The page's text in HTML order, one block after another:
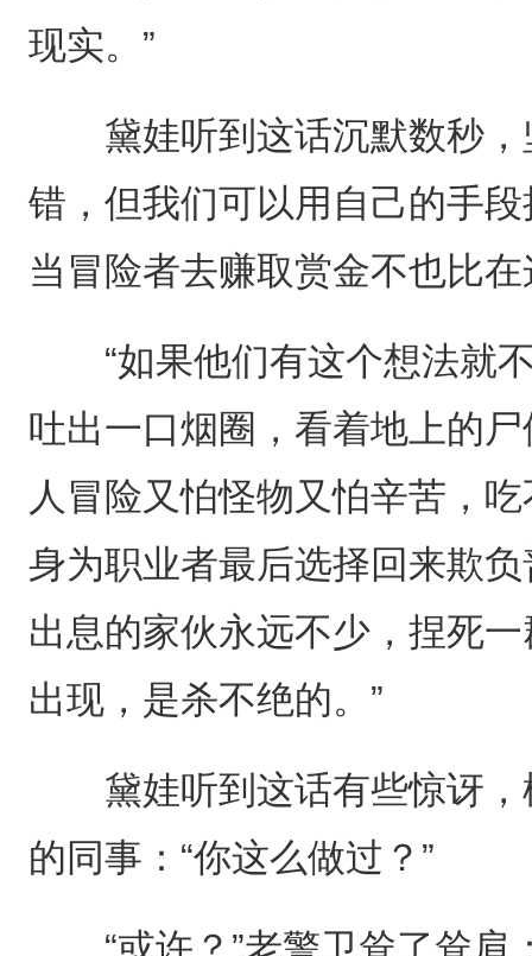
现实。”
黛娃听到这话沉默数秒，
错，但我们可以用自己的手
当冒险者去赚取赏金不也比
“如果他们有这个想法就不
吐出一口烟圈，看着地上的
人冒险又怕怪物又怕辛苦，
身为职业者最后选择回来欺
出息的家伙永远不少，捏死
出现，是杀不绝的。”
黛娃听到这话有些惊讶，
的同事：“你这么做过？”